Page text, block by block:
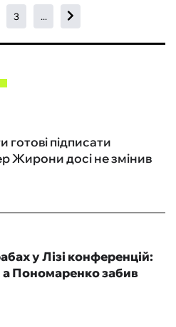
3 ...
готові підписати
Жирони досі не змінив
у Лізі конференцій:
а Пономаренко забив